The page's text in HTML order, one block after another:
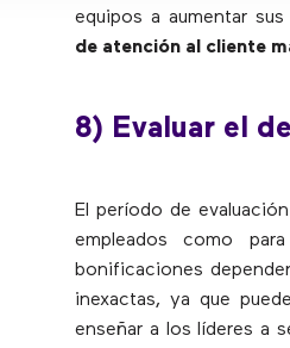
equipos a aumentar
de atención al cliente
8) Evaluar el
El período de
empleados como
bonificaciones
inexactas, ya que
enseñar a los líderes a